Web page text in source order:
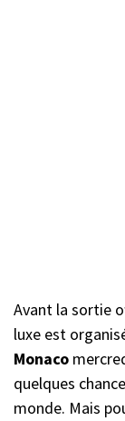
Avant la sortie
luxe est
Monaco
quelques
monde. Mais